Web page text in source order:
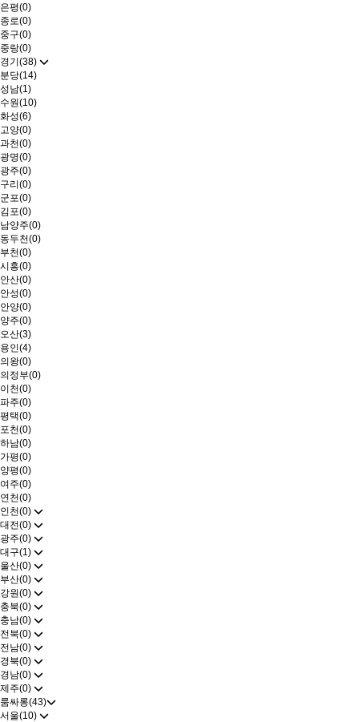
은평(0)
종로(0)
중구(0)
중랑(0)
경기(38)
분당(14)
성남(1)
수원(10)
화성(6)
고양(0)
과천(0)
광명(0)
광주(0)
구리(0)
군포(0)
김포(0)
남양주(0)
동두천(0)
부천(0)
시흥(0)
안산(0)
안성(0)
안양(0)
양주(0)
오산(3)
용인(4)
의왕(0)
의정부(0)
이천(0)
파주(0)
평택(0)
포천(0)
하남(0)
가평(0)
양평(0)
여주(0)
연천(0)
인천(0)
대전(0)
광주(0)
대구(1)
울산(0)
부산(0)
강원(0)
충북(0)
충남(0)
전북(0)
전남(0)
경북(0)
경남(0)
제주(0)
룸싸롱(43)
서울(10)